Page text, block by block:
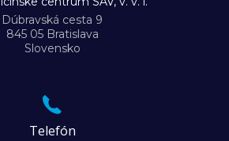
Dúbravská cesta 9
845 05 Bratislava
Slovensko
Telefón